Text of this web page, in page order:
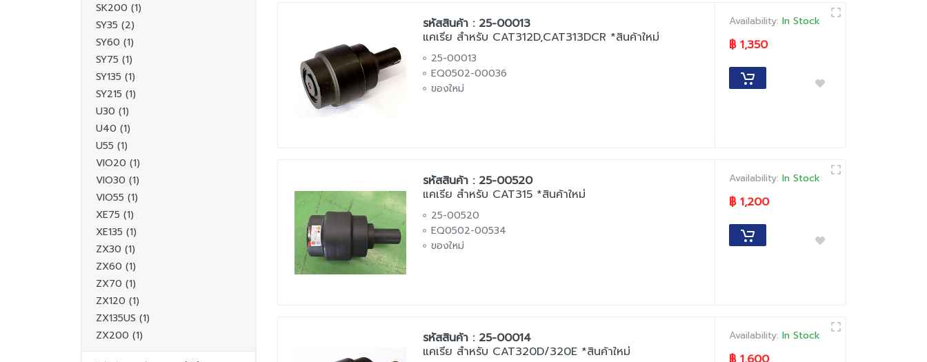
SK200 (1)
SY35 (2)
SY60 (1)
SY75 (1)
SY135 (1)
SY215 (1)
U30 (1)
U40 (1)
U55 (1)
VIO20 (1)
VIO30 (1)
VIO55 (1)
XE75 (1)
XE135 (1)
ZX30 (1)
ZX60 (1)
ZX70 (1)
ZX120 (1)
ZX135US (1)
ZX200 (1)
รหัสสินค้า : 25-00013
แคเรีย สำหรับ CAT312D,CAT313DCR *สินค้าใหม่
25-00013
EQ0502-00036
ของใหม่
Availability: In Stock
฿ 1,350
รหัสสินค้า : 25-00520
แคเรีย สำหรับ CAT315 *สินค้าใหม่
25-00520
EQ0502-00534
ของใหม่
Availability: In Stock
฿ 1,200
รหัสสินค้า : 25-00014
แคเรีย สำหรับ CAT320D/320E *สินค้าใหม่
Availability: In Stock